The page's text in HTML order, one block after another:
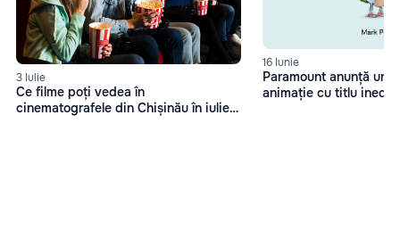
3 Iulie
Ce filme poți vedea în
cinematografele din Chișinău în iulie
16 Iunie
Paramount anunță un
animație cu titlu inedit: